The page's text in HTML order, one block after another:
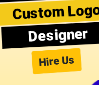
Custom
Designer
Hire Us